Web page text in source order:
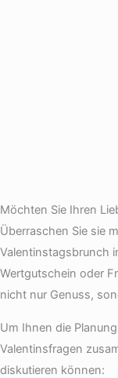
Möchten Sie Ihren
Überraschen Sie sie
Valentinstagsbrunch
Wertgutschein oder
nicht nur Genuss,
Um Ihnen die
Valentinsfragen
diskutieren können: